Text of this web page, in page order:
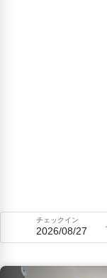
チェックイン
2026/08/27